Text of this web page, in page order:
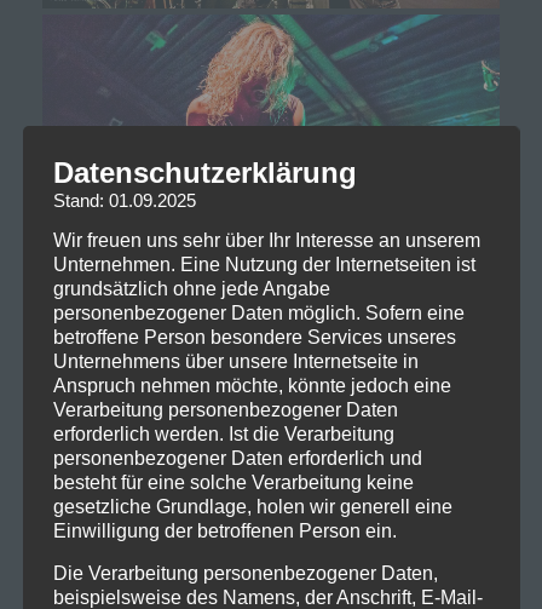
Datenschutzerklärung
Stand: 01.09.2025
Wir freuen uns sehr über Ihr Interesse an unserem
Unternehmen. Eine Nutzung der Internetseiten ist
grundsätzlich ohne jede Angabe
personenbezogener Daten möglich. Sofern eine
betroffene Person besondere Services unseres
Unternehmens über unsere Internetseite in
Anspruch nehmen möchte, könnte jedoch eine
Verarbeitung personenbezogener Daten
erforderlich werden. Ist die Verarbeitung
personenbezogener Daten erforderlich und
besteht für eine solche Verarbeitung keine
gesetzliche Grundlage, holen wir generell eine
Einwilligung der betroffenen Person ein.
Die Verarbeitung personenbezogener Daten,
beispielsweise des Namens, der Anschrift, E-Mail-